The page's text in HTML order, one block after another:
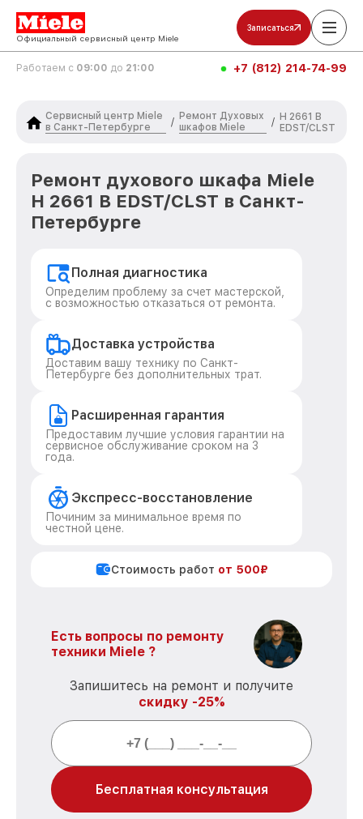
Официальный сервисный центр Miele
Записаться
Работаем с 09:00 до 21:00 +7 (812) 214-74-99
Сервисный центр Miele
в Санкт-Петербурге
/
Ремонт Духовых
шкафов Miele
/ H 2661 B
EDST/CLST
Ремонт духового шкафа Miele
H 2661 B EDST/CLST в Санкт-
Петербурге
Полная диагностика
Определим проблему за счет мастерской,
с возможностью отказаться от ремонта.
Доставка устройства
Доставим вашу технику по Санкт-
Петербурге без дополнительных трат.
Расширенная гарантия
Предоставим лучшие условия гарантии на
сервисное обслуживание сроком на 3
года.
Экспресс-восстановление
Починим за минимальное время по
честной цене.
Стоимость работ от 500₽
Есть вопросы по ремонту
техники Miele ?
Запишитесь на ремонт и получите
скидку -25%
Бесплатная консультация